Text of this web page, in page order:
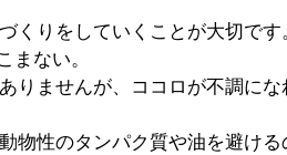
くりをしていくことが大切です
まない。
りませんが、ココロが不調にな
物性のタンパク質や油を避け